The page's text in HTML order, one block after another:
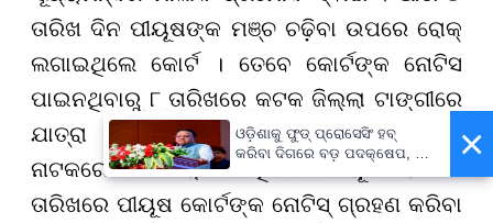
ତାରିଖ ଦିନ ପୀୟୂଷଙ୍କ ମଞ୍ଚ ଚଢ଼ିବା ଉପରେ ରୋକ୍
ଲଗାଇଥିଲେ କୋର୍ଟ । ତେବେ କୋର୍ଟଙ୍କ ନୋଟିସ
ପାଇନଥିବାରୁ ୮ ତାରିଖରେ କଟକ ଜିଲ୍ଲା ଟାଙ୍ଗୀରେ
ଯାତ୍ରା ସିଂହବାହିନୀ ମଞ୍ଚରେ ତୁ ମୋ ବଜରଙ୍ଗୀ
ନାଟକରେ ଅଭିନୟ କରିଥିଲେ ପୀୟୂଷ । ୧୦
ତାରିଖରେ ପୀୟୂଷ କୋର୍ଟଙ୍କ ନୋଟିସ୍ ଗ୍ରହଣ କରିବା
×
ଓଡ଼ିଶାକୁ ଫୁଡ୍ ପ୍ରୋସେସିଂ ହବ୍
କରିବା ଦିଗରେ ବଡ଼ ପଦକ୍ଷେପ, ୪୨
ହଜାରରୁ ଅଧିକ ନିଯୁକ୍ତି ସୁଯୋଗ